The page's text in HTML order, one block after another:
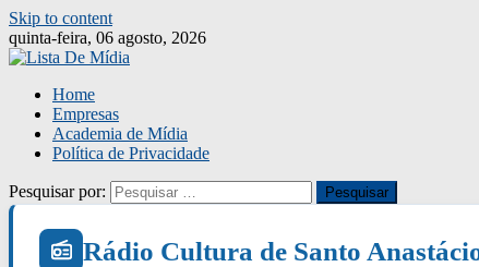
Skip to content
quinta-feira, 06 agosto, 2026
Home
Empresas
Academia de Mídia
Política de Privacidade
Pesquisar por:
Rádio Cultura de Santo